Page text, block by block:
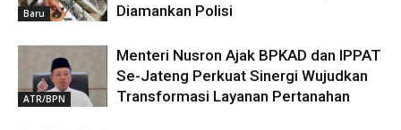
Baru
Diamankan Polisi
ATR/BPN
Menteri Nusron Ajak BPKAD dan IPPAT
Se-Jateng Perkuat Sinergi Wujudkan
Transformasi Layanan Pertanahan